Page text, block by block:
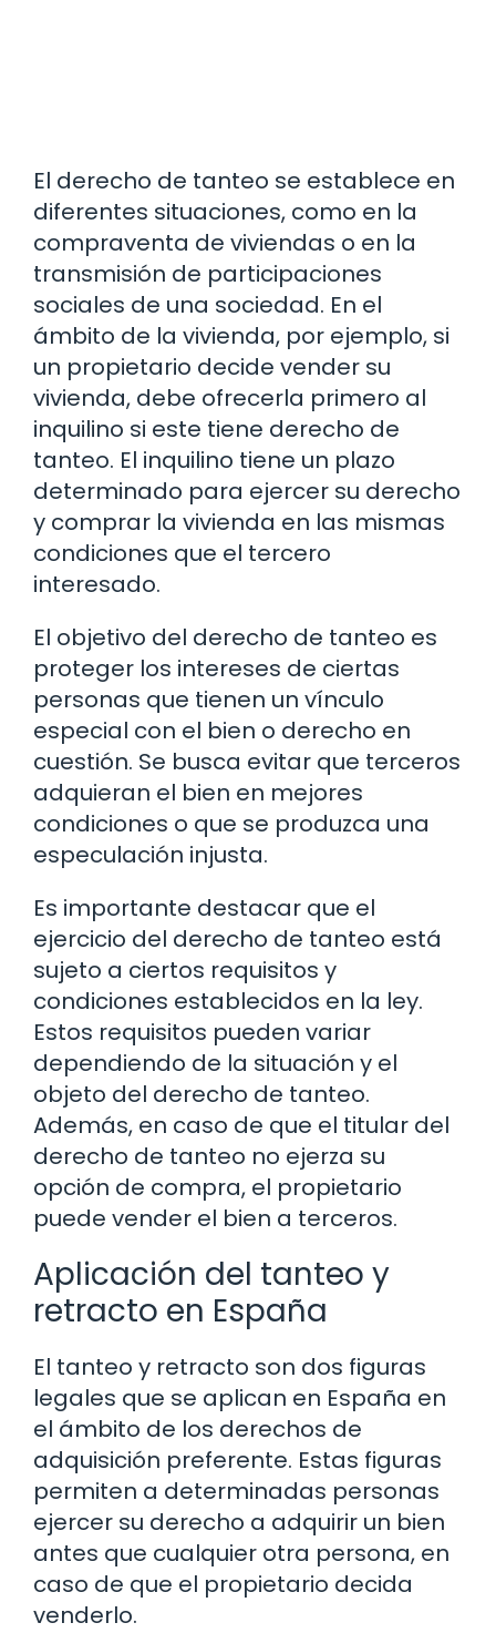
El derecho de tanteo se establece en
diferentes situaciones, como en la
compraventa de viviendas o en la
transmisión de participaciones
sociales de una sociedad. En el
ámbito de la vivienda, por ejemplo, si
un propietario decide vender su
vivienda, debe ofrecerla primero al
inquilino si este tiene derecho de
tanteo. El inquilino tiene un plazo
determinado para ejercer su derecho
y comprar la vivienda en las mismas
condiciones que el tercero
interesado.
El objetivo del derecho de tanteo es
proteger los intereses de ciertas
personas que tienen un vínculo
especial con el bien o derecho en
cuestión. Se busca evitar que terceros
adquieran el bien en mejores
condiciones o que se produzca una
especulación injusta.
Es importante destacar que el
ejercicio del derecho de tanteo está
sujeto a ciertos requisitos y
condiciones establecidos en la ley.
Estos requisitos pueden variar
dependiendo de la situación y el
objeto del derecho de tanteo.
Además, en caso de que el titular del
derecho de tanteo no ejerza su
opción de compra, el propietario
puede vender el bien a terceros.
Aplicación del tanteo y
retracto en España
El tanteo y retracto son dos figuras
legales que se aplican en España en
el ámbito de los derechos de
adquisición preferente. Estas figuras
permiten a determinadas personas
ejercer su derecho a adquirir un bien
antes que cualquier otra persona, en
caso de que el propietario decida
venderlo.